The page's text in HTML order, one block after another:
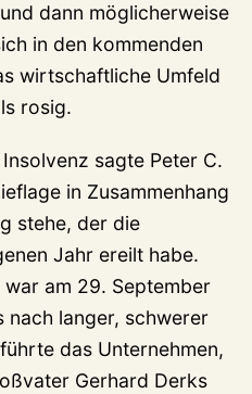
dann möglicherweise
in den kommenden
wirtschaftliche Umfeld
rosig.
sagte Peter C.
in Zusammenhang
stehe, der die
Jahr ereilt habe.
am 29. September
nach langer, schwerer
das Unternehmen,
Gerhard Derks